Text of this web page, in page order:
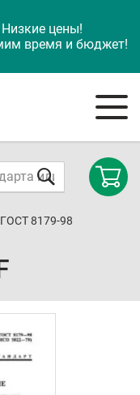
Низкие цены!
время и бюджет!
ГОСТ 8179-98